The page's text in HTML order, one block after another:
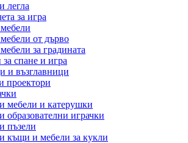
легла
за игра
от дърво
за градината
спане и игра
и възглавници
проектори
мебели и катерушки
образователни играчки
пъзели
къщи и мебели за кукли